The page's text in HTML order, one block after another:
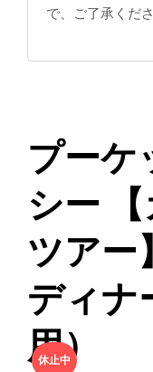
で、ご了承くだ
プーケ
シー
ツアー
ディナ
用）
休止中